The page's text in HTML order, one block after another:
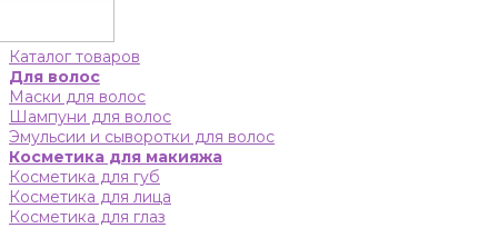
Каталог товаров
Для волос
Маски для волос
Шампуни для волос
Эмульсии и сыворотки для волос
Косметика для макияжа
Косметика для губ
Косметика для лица
Косметика для глаз